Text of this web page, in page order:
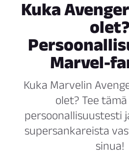
Kuka
olet?
Marvel-
Kuka Marvelin
olet? Tee
persoonallisuustesti
supersankareista
sinua!